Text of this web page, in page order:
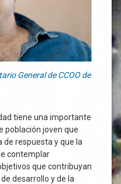
General de CCOO de
tiene una importante
población joven que
de respuesta y que la
contemplar
que contribuyan
desarrollo y de la